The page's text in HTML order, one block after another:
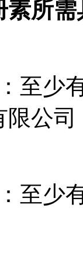
所需
少有
限公
少有